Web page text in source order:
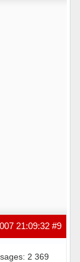
#9
21:09:32
2 369